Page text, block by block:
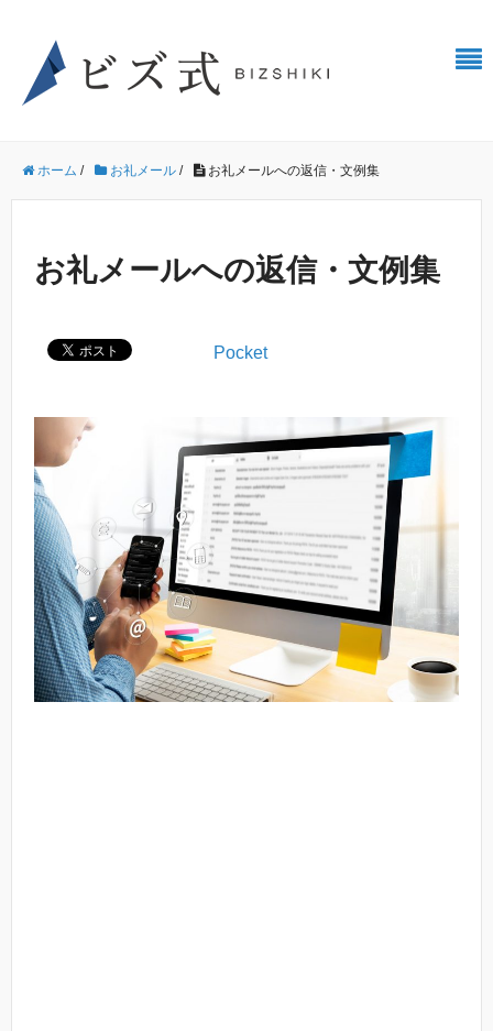
ホーム / お礼メール / お礼メールへの返信・文例集
お礼メールへの返信・文例集
Pocket